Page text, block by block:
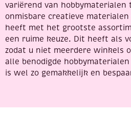
variërend van hobbymaterialen
onmisbare creatieve
heeft met het grootste
een ruime keuze. Dit heeft als
zodat u niet meerdere winkels
alle benodigde
is wel zo gemakkelijk en